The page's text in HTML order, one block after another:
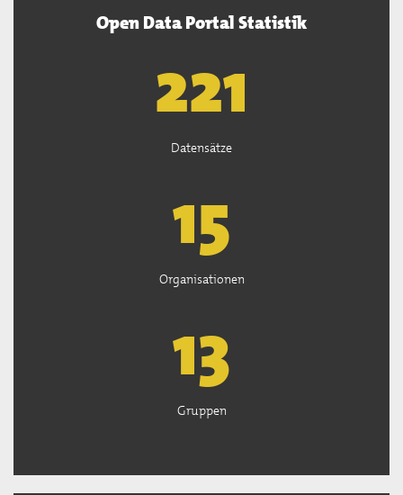
Open Data Portal Statistik
222
Datensätze
15
Organisationen
13
Gruppen